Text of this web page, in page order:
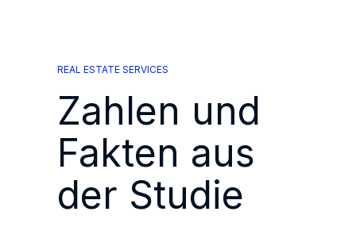
REAL ESTATE SERVICES
Zahlen und
Fakten aus
der Studie